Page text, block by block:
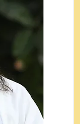
में हूँ । 2018 -
क, नल रव त
जाते हैं ।
Ji